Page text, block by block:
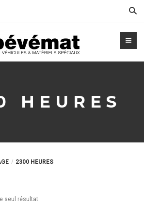
HEURES
2300 HEURES
seul résultat